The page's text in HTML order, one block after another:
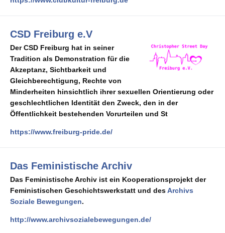
CSD Freiburg e.V
Der CSD Freiburg hat in seiner
Tradition als Demonstration für die
Akzeptanz, Sichtbarkeit und
Gleichberechtigung, Rechte von
Minderheiten hinsichtlich ihrer sexuellen Orientierung oder
geschlechtlichen Identität den Zweck, den in der
Öffentlichkeit bestehenden Vorurteilen und St
https://www.freiburg-pride.de/
Das Feministische Archiv
Das Feministische Archiv ist ein Kooperationsprojekt der
Feministischen Geschichtswerkstatt und desArchivs
Soziale Bewegungen.
http://www.archivsozialebewegungen.de/